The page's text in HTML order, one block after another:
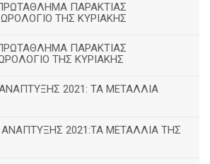
ΠΑΡΑΚΤΙΑΣ
ΤΗΣ ΚΥΡΙΑΚΗΣ
ΠΑΡΑΚΤΙΑΣ
ΤΗΣ ΚΥΡΙΑΚΗΣ
2021: ΤΑ ΜΕΤΑΛΛΙΑ
2021:ΤΑ ΜΕΤΑΛΛΙΑ ΤΗΣ